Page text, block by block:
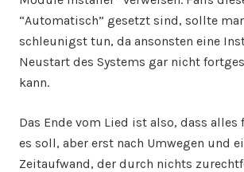
“Automatisch” gesetzt sind, sollte
schleunigst tun, da ansonsten eine
Neustart des Systems gar nicht
kann.
Das Ende vom Lied ist also, dass
es soll, aber erst nach Umwegen und
Zeitaufwand, der durch nichts